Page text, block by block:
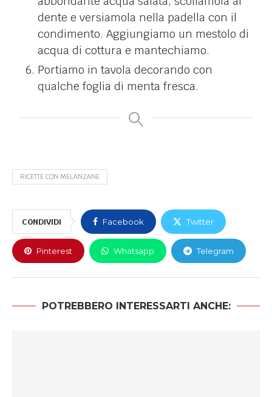
dente e versiamola nella padella con il
condimento. Aggiungiamo un mestolo di
acqua di cottura e mantechiamo.
Portiamo in tavola decorando con
qualche foglia di menta fresca.
RICETTE CON MELANZANE
CONDIVIDI Facebook Twitter
Pinterest Whatsapp Telegram
POTREBBERO INTERESSARTI ANCHE: